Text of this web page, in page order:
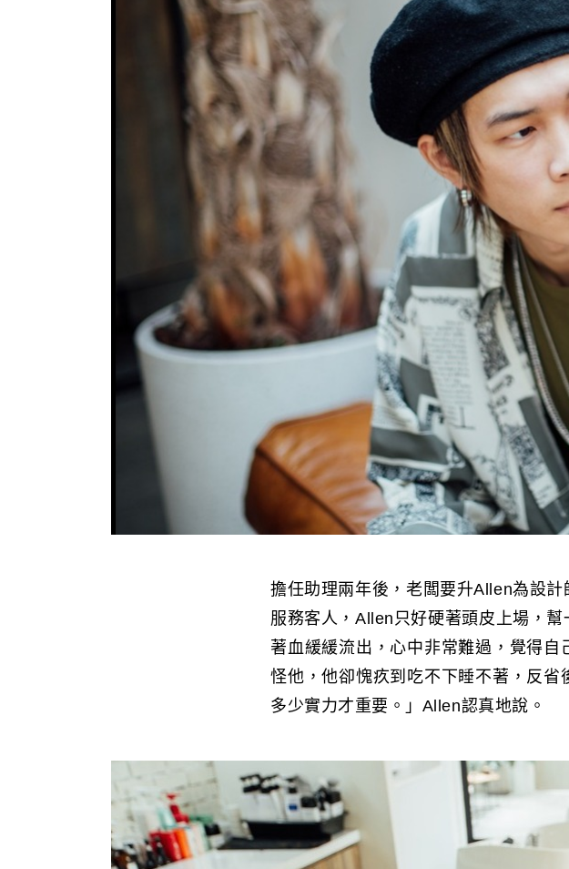
擔任助理兩年後，老闆要升Allen為設
服務客人，Allen只好硬著頭皮上場，
著血緩緩流出，心中非常難過，覺得
怪他，他卻愧疚到吃不下睡不著，反
多少實力才重要。」Allen認真地說。